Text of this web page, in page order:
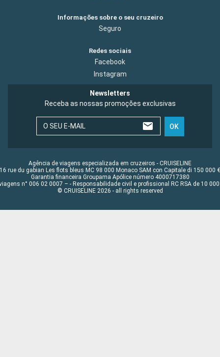
Informações sobre o seu cruzeiro
Seguro
Redes sociais
Facebook
Instagram
Newsletters
Receba as nossas promoções exclusivas
O SEU E-MAIL OK
Agência de viagens especializada em cruzeiros - CRUISELINE
16 rue du gabian Les flots bleus MC 98 000 Monaco SAM con Capitale di 150 000 €
Garantia financeira Groupama Apólice número 4000717380
n° 006 02 0007 – - Responsabilidade civil e profissional RC RSA de 10 000
© CRUISELINE 2026 - all rights reserved